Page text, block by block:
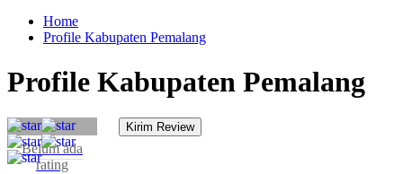
Home
Profile Kabupaten Pemalang
Profile Kabupaten Pemalang
Belum ada
rating